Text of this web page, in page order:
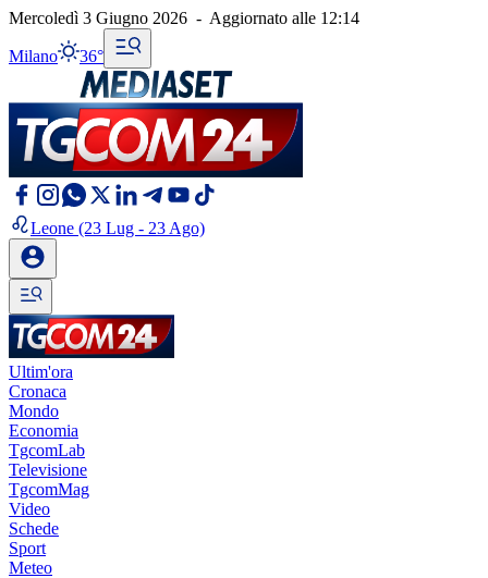
Mercoledì 3 Giugno 2026 - Aggiornato alle 12:14
Milano 36°
Leone (23 Lug - 23 Ago)
Ultim'ora
Cronaca
Mondo
Economia
TgcomLab
Televisione
TgcomMag
Video
Schede
Sport
Meteo